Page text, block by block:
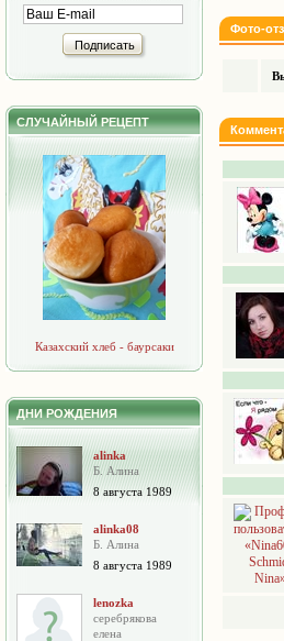
Подписать
СЛУЧАЙНЫЙ РЕЦЕПТ
Казахский хлеб - баурсаки
ДНИ РОЖДЕНИЯ
alinka
Б. Алина
8 августа 1989
alinka08
Б. Алина
8 августа 1989
lenozka
серебрякова
елена
Фото-